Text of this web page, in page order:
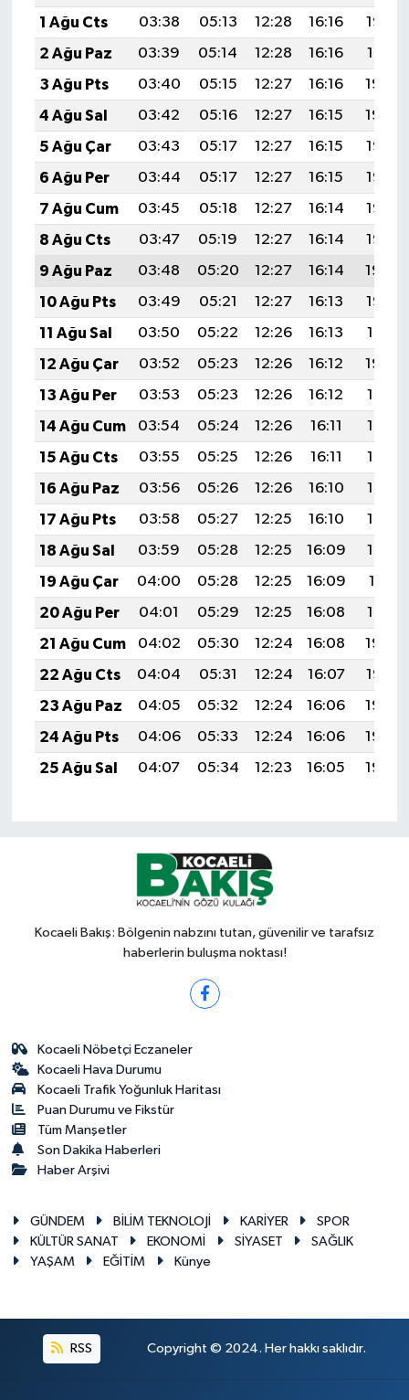
1 Ağu Cts
03:38 05:13 12:28 16:16
19:32
2 Ağu Paz
03:39 05:14 12:28 16:16
19:31
3 Ağu Pts
03:40 05:15 12:27 16:16
19:30
4 Ağu Sal
03:42 05:16 12:27 16:15
19:29
5 Ağu Çar
03:43 05:17 12:27 16:15
19:28
6 Ağu Per
03:44 05:17 12:27 16:15
19:27
7 Ağu Cum
03:45 05:18 12:27 16:14
19:26
8 Ağu Cts
03:47 05:19 12:27 16:14
19:25
9 Ağu Paz
03:48 05:20 12:27 16:14
19:24
10 Ağu Pts
03:49 05:21 12:27 16:13
19:22
11 Ağu Sal
03:50 05:22 12:26 16:13
19:21
12 Ağu Çar
03:52 05:23 12:26 16:12
19:20
13 Ağu Per
03:53 05:23 12:26 16:12
19:19
14 Ağu Cum
03:54 05:24 12:26 16:11
19:18
15 Ağu Cts
03:55 05:25 12:26 16:11
19:17
16 Ağu Paz
03:56 05:26 12:26 16:10
19:15
17 Ağu Pts
03:58 05:27 12:25 16:10
19:14
18 Ağu Sal
03:59 05:28 12:25 16:09
19:13
19 Ağu Çar
04:00 05:28 12:25 16:09
19:11
20 Ağu Per
04:01 05:29 12:25 16:08
19:10
21 Ağu Cum
04:02 05:30 12:24 16:08
19:09
22 Ağu Cts
04:04 05:31 12:24 16:07
19:07
23 Ağu Paz
04:05 05:32 12:24 16:06
19:06
24 Ağu Pts
04:06 05:33 12:24 16:06
19:05
25 Ağu Sal
04:07 05:34 12:23 16:05 19:03
Kocaeli Bakış: Bölgenin nabzını tutan, güvenilir ve tarafsız
haberlerin buluşma noktası!
Kocaeli Nöbetçi Eczaneler
Kocaeli Hava Durumu
Kocaeli Trafik Yoğunluk Haritası
Puan Durumu ve Fikstür
Tüm Manşetler
Son Dakika Haberleri
Haber Arşivi
GÜNDEM BİLİM TEKNOLOJİ KARİYER
SPOR
KÜLTÜR SANAT
EKONOMİ SİYASET
SAĞLIK
YAŞAM
EĞİTİM Künye
RSS Copyright © 2024. Her hakkı saklıdır.